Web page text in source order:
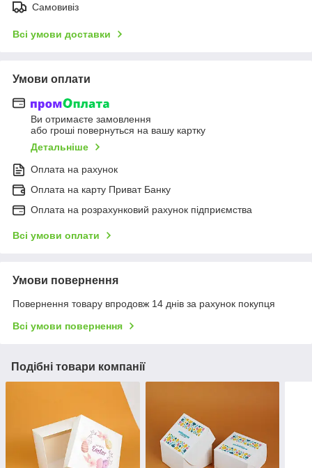
Самовивіз
Всі умови доставки
Умови оплати
Ви отримаєте замовлення
або гроші повернуться на вашу картку
Детальніше
Оплата на рахунок
Оплата на карту Приват Банку
Оплата на розрахунковий рахунок підприємства
Всі умови оплати
Умови повернення
Повернення товару впродовж 14 днів за рахунок покупця
Всі умови повернення
Подібні товари компанії